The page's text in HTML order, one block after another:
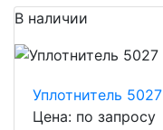
В наличии
Уплотнитель 5027
Цена: по запросу